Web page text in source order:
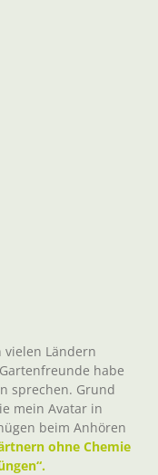
Ländern
habe
sprechen. Grund
mein Avatar in
beim Anhören
ohne Chemie